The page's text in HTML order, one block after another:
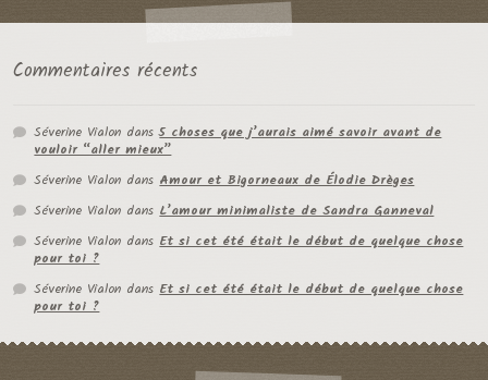
Commentaires récents
Séverine Vialon dans5 choses que j’aurais aimé savoir avant de
vouloir “aller mieux”
Séverine Vialon dansAmour et Bigorneaux de Élodie Drèges
Séverine Vialon dansL’amour minimaliste de Sandra Ganneval
Séverine Vialon dansEt si cet été était le début de quelque chose
pour toi ?
Séverine Vialon dansEt si cet été était le début de quelque chose
pour toi ?